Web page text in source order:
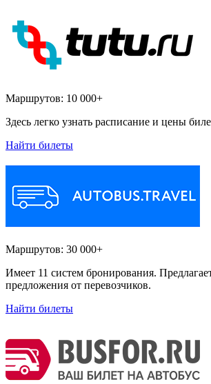
Маршрутов: 10 000+
Здесь легко узнать расписание и цены
Найти билеты
Маршрутов: 30 000+
Имеет 11 систем бронирования.
предложения от перевозчиков.
Найти билеты